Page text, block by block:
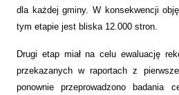
dla każdej gminy. W konsekwencji
tym etapie jest bliska 12.000 stron.
Drugi etap miał na celu ewaluację
przekazanych w raportach z
ponownie przeprowadzono badania